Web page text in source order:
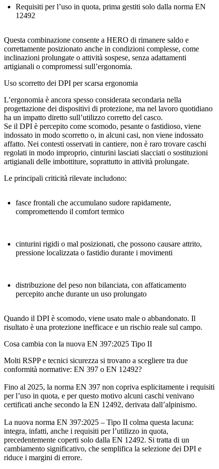
Requisiti per l’uso in quota, prima gestiti solo dalla norma EN
12492
Questa combinazione consente a HERO di rimanere saldo e
correttamente posizionato anche in condizioni complesse, come
inclinazioni prolungate o attività sospese, senza adattamenti
artigianali o compromessi sull’ergonomia.
Uso scorretto dei DPI per scarsa ergonomia
L’ergonomia è ancora spesso considerata secondaria nella
progettazione dei dispositivi di protezione, ma nel lavoro quotidiano
ha un impatto diretto sull’utilizzo corretto del casco.
Se il DPI è percepito come scomodo, pesante o fastidioso, viene
indossato in modo scorretto o, in alcuni casi, non viene indossato
affatto. Nei contesti osservati in cantiere, non è raro trovare caschi
regolati in modo improprio, cinturini lasciati slacciati o sostituzioni
artigianali delle imbottiture, soprattutto in attività prolungate.
Le principali criticità rilevate includono:
fasce frontali che accumulano sudore rapidamente,
compromettendo il comfort termico
cinturini rigidi o mal posizionati, che possono causare attrito,
pressione localizzata o fastidio durante i movimenti
distribuzione del peso non bilanciata, con affaticamento
percepito anche durante un uso prolungato
Quando il DPI è scomodo, viene usato male o abbandonato. Il
risultato è una protezione inefficace e un rischio reale sul campo.
Cosa cambia con la nuova EN 397:2025 Tipo II
Molti RSPP e tecnici sicurezza si trovano a scegliere tra due
conformità normative: EN 397 o EN 12492?
Fino al 2025, la norma EN 397 non copriva esplicitamente i requisiti
per l’uso in quota, e per questo motivo alcuni caschi venivano
certificati anche secondo la EN 12492, derivata dall’alpinismo.
La nuova norma EN 397:2025 – Tipo II colma questa lacuna:
integra, infatti, anche i requisiti per l’utilizzo in quota,
precedentemente coperti solo dalla EN 12492. Si tratta di un
cambiamento significativo, che semplifica la selezione dei DPI e
riduce i margini di errore.